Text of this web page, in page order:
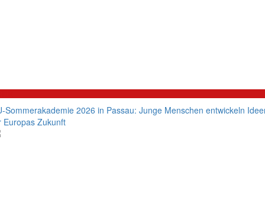
Sommerakademie 2026 in Passau: Junge Menschen entwickeln
Europas Zukunft